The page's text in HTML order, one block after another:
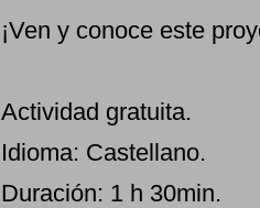
¡Ven y conoce este
Actividad gratuita.
Idioma: Castellano.
Duración: 1 h 30min.